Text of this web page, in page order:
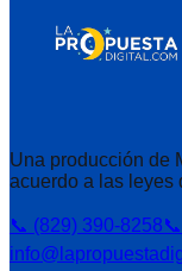
Una producción de
acuerdo a las leyes
📞 (829) 390-8258